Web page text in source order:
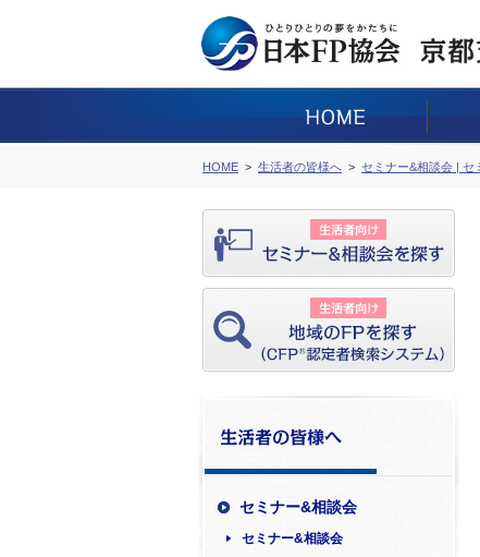
HOME 生活者の皆様へ セミナー&相談会 | セ
セミナー&相談会
セミナー&相談会